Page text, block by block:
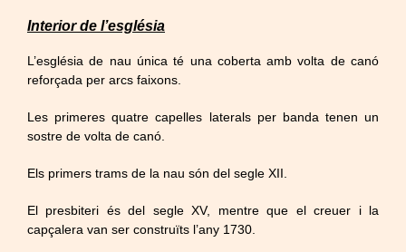
Interior de l’església
L’església de nau única té una coberta amb volta de canó
reforçada per arcs faixons.
Les primeres quatre capelles laterals per banda tenen un
sostre de volta de canó.
Els primers trams de la nau són del segle XII.
El presbiteri és del segle XV, mentre que el creuer i la
capçalera van ser construïts l’any 1730.